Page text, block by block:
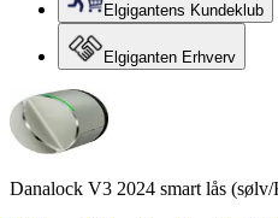
Elgigantens Kundeklub
Elgiganten Erhverv
Danalock V3 2024 smart lås